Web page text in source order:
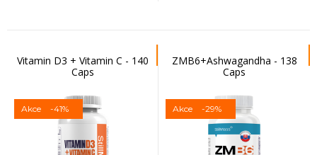
Vitamin D3 + Vitamin C - 140
Caps
Akce -41%
ZMB6+Ashwagandha - 138
Caps
Akce -29%